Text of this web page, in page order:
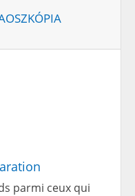
parmi ceux qui